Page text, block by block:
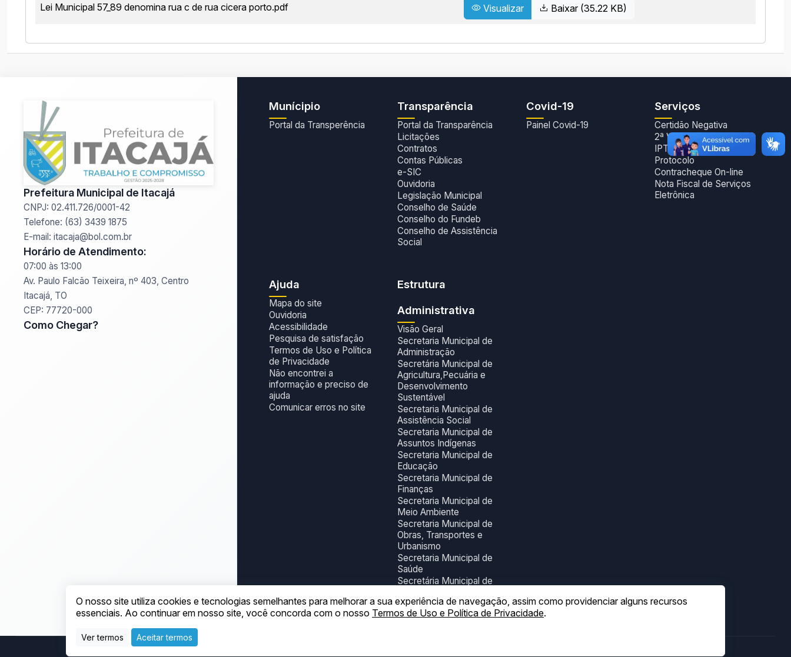
Lei Municipal 57_89 denomina rua c de rua cicera porto.pdf Visualizar Baixar (35.22 KB)
Prefeitura Municipal de Itacajá
CNPJ: 02.411.726/0001-42
Telefone: (63) 3439 1875
E-mail: itacaja@bol.com.br
Horário de Atendimento:
07:00 às 13:00
Av. Paulo Falcão Teixeira, nº 403, Centro
Itacajá, TO
CEP: 77720-000
Como Chegar?
Munícipio
Portal da Transperência
Transparência
Portal da Transparência
Licitações
Contratos
Contas Públicas
e-SIC
Ouvidoria
Legislação Municipal
Conselho de Saúde
Conselho do Fundeb
Conselho de Assistência
Social
Covid-19
Painel Covid-19
Serviços
Certidão Negativa
2ª Via Dam
IPTU On-line
Protocolo
Contracheque On-line
Nota Fiscal de Serviços
Eletrônica
Ajuda
Mapa do site
Ouvidoria
Acessibilidade
Pesquisa de satisfação
Termos de Uso e Política
de Privacidade
Não encontrei a
informação e preciso de
ajuda
Comunicar erros no site
Estrutura
Administrativa
Visão Geral
Secretaria Municipal de
Administração
Secretária Municipal de
Agricultura,Pecuária e
Desenvolvimento
Sustentável
Secretaria Municipal de
Assistência Social
Secretaria Municipal de
Assuntos Indígenas
Secretaria Municipal de
Educação
Secretaria Municipal de
Finanças
Secretaria Municipal de
Meio Ambiente
Secretaria Municipal de
Obras, Transportes e
Urbanismo
Secretaria Municipal de
Saúde
Secretária Municipal de
Juventude, Lazer e
Cultura
O nosso site utiliza cookies e tecnologias semelhantes para melhorar a sua experiência de navegação, assim como providenciar alguns recursos
essenciais. Ao continuar em nosso site, você concorda com o nosso Termos de Uso e Política de Privacidade.
Ver termos Aceitar termos